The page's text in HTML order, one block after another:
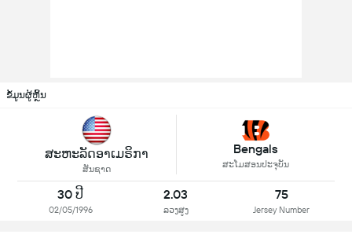
ຂໍ້ມູນຜູ້ຫຼິ້ນ
ສະຫະລັດອາເມຣິກາ
ສັນຊາດ
Bengals
ສະໂມສອນປະຈຸບັນ
30 ປີ
02/05/1996
2.03
ລວງສູງ
75
Jersey Number